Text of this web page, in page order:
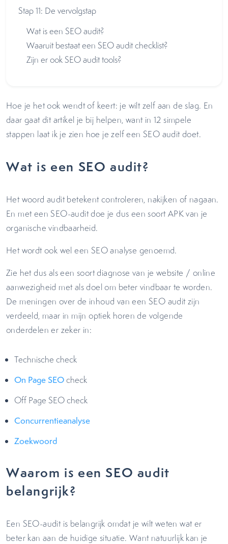
Stap 11: De vervolgstap
Wat is een SEO audit?
Waaruit bestaat een SEO audit checklist?
Zijn er ook SEO audit tools?
Hoe je het ook wendt of keert: je wilt zelf aan de slag. En
daar gaat dit artikel je bij helpen, want in 12 simpele
stappen laat ik je zien hoe je zelf een SEO audit doet.
Wat is een SEO audit?
Het woord audit betekent controleren, nakijken of nagaan.
En met een SEO-audit doe je dus een soort APK van je
organische vindbaarheid.
Het wordt ook wel een SEO analyse genoemd.
Zie het dus als een soort diagnose van je website / online
aanwezigheid met als doel om beter vindbaar te worden.
De meningen over de inhoud van een SEO audit zijn
verdeeld, maar in mijn optiek horen de volgende
onderdelen er zeker in:
Technische check
On Page SEOcheck
Off Page SEO check
Concurrentieanalyse
Zoekwoord
Waarom is een SEO audit
belangrijk?
Een SEO-audit is belangrijk omdat je wilt weten wat er
beter kan aan de huidige situatie. Want natuurlijk kan je